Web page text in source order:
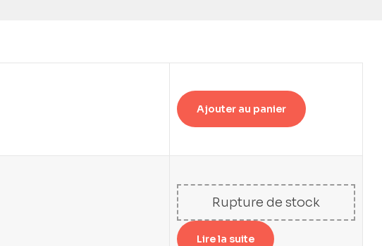
Ajouter au panier
Rupture de stock
Lire la suite